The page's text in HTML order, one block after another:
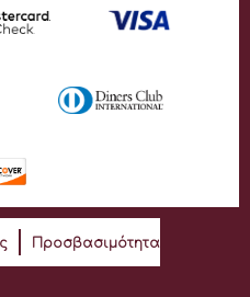
Προσβασιμότητα